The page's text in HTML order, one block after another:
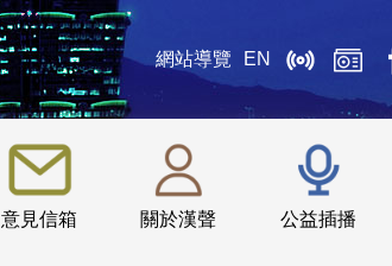
網站導覽 EN
意見信箱 關於漢聲 公益插播
:::